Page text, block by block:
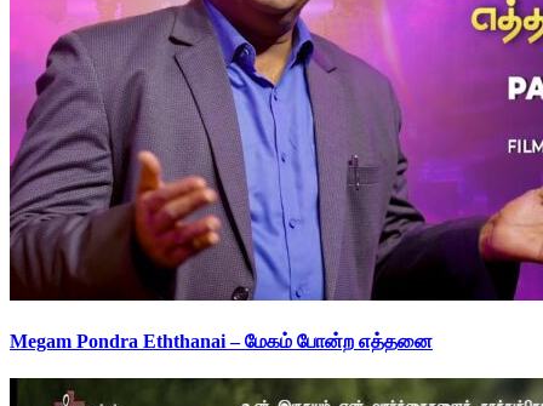
Megam Pondra Eththanai – மேகம் போன்ற எத்தனை